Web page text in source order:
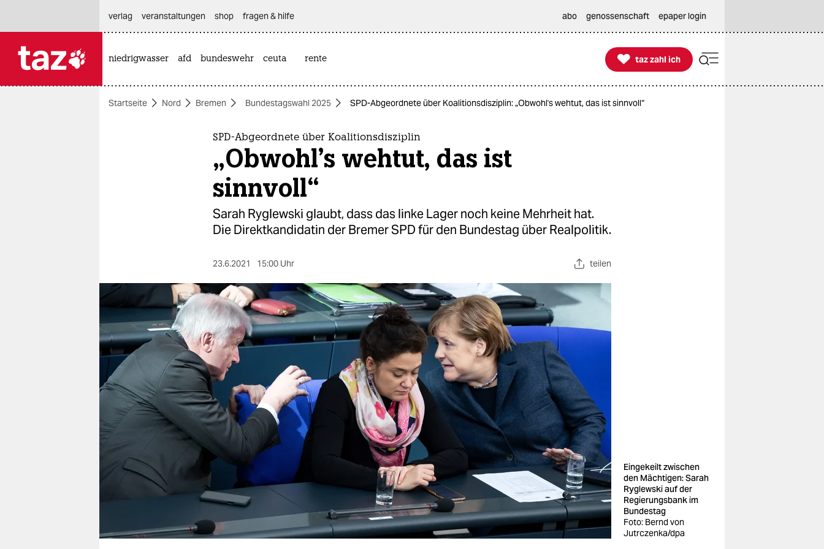
themen
nord
wahrheit
verlag
verlag
veranstaltungen
shop
unterstützen
genossenschaft
verlag
veranstaltungen shop fragen & hilfe abo genossenschaft epaper login
niedrigwasser afd bundeswehr ceuta rente 
taz zahl ich
taz zahl ich
Startseite Nord Bremen Bundestagswahl 2025 SPD-Abgeordnete über Koalitionsdisziplin: „Obwohl's wehtut, das ist sinnvoll“
SPD-Abgeordnete über Koalitionsdisziplin
„Obwohl's wehtut, das ist
sinnvoll“
Sarah Ryglewski glaubt, dass das linke Lager noch keine Mehrheit hat.
Die Direktkandidatin der Bremer SPD für den Bundestag über Realpolitik.
23.6.2021 15:00 Uhr teilen
Eingekeilt zwischen
den Mächtigen: Sarah
Ryglewski auf der
Regierungsbank im
Bundestag
Foto: Bernd von
Jutrczenka/dpa